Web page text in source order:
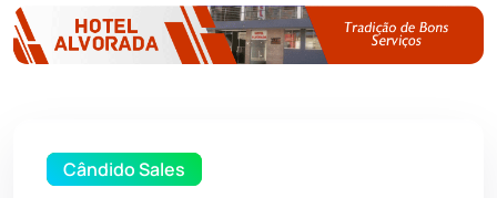
Cândido Sales